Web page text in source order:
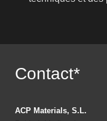
Contact*
ACP Materials, S.L.